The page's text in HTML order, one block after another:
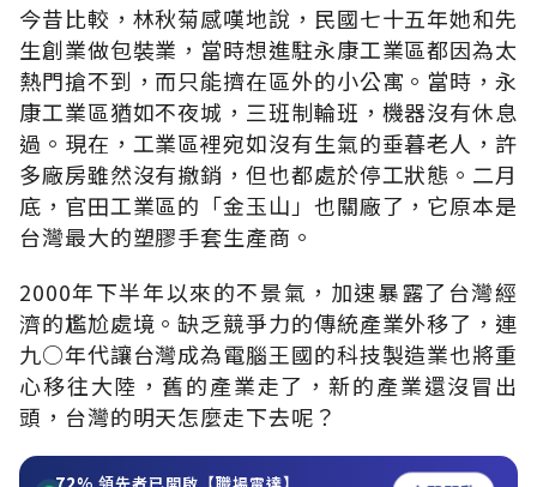
今昔比較，林秋菊感嘆地說，民國七十五年她和先
生創業做包裝業，當時想進駐永康工業區都因為太
熱門搶不到，而只能擠在區外的小公寓。當時，永
康工業區猶如不夜城，三班制輪班，機器沒有休息
過。現在，工業區裡宛如沒有生氣的垂暮老人，許
多廠房雖然沒有撤銷，但也都處於停工狀態。二月
底，官田工業區的「金玉山」也關廠了，它原本是
台灣最大的塑膠手套生產商。
2000年下半年以來的不景氣，加速暴露了台灣經
濟的尷尬處境。缺乏競爭力的傳統產業外移了，連
九○年代讓台灣成為電腦王國的科技製造業也將重
心移往大陸，舊的產業走了，新的產業還沒冒出
頭，台灣的明天怎麼走下去呢？
72% 領先者已開啟【職場雷達】